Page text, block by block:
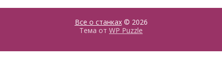
Все о станках© 2026
Тема от WP Puzzle